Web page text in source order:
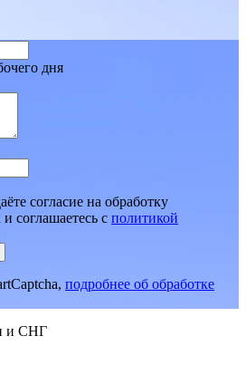
дня
согласие на обработку
соглашаетесь c политикой
подробнее об обработке
и СНГ